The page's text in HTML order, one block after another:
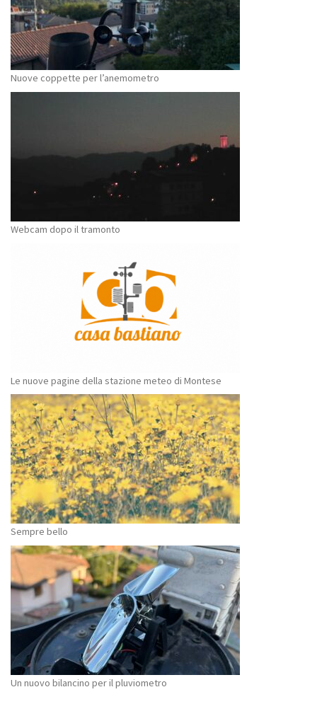
Nuove coppette per l’anemometro
Webcam dopo il tramonto
Le nuove pagine della stazione meteo di Montese
Sempre bello
Un nuovo bilancino per il pluviometro